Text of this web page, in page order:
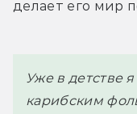
делает его мир
Уже в детстве
карибским